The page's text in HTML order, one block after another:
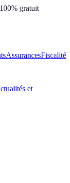
gratuit
AssurancesFiscalité
et